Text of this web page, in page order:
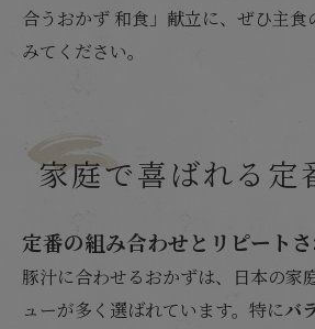
合うおかず 和食」献立に、ぜひ主食
みてください。
家庭で喜ばれる定
定番の組み合わせとリピート
豚汁に合わせるおかずは、日本の家
ューが多く選ばれています。特にバ